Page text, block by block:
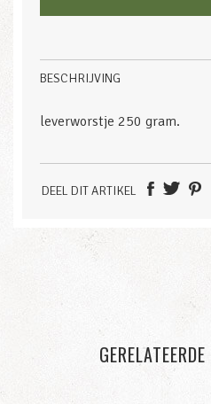
BESCHRIJVING
leverworstje 250 gram.
DEEL DIT ARTIKEL